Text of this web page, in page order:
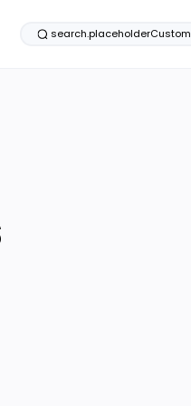
search.placeholderCustom